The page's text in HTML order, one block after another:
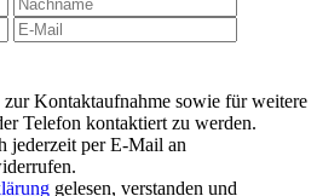
Kontaktaufnahme sowie für weitere
Telefon kontaktiert zu werden.
jederzeit per E-Mail an
gelesen, verstanden und